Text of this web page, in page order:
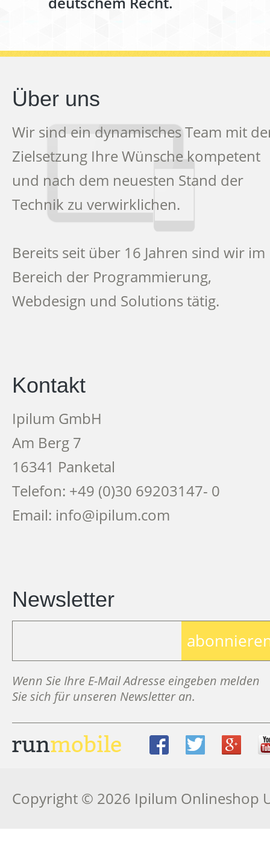
Über uns
Wir sind ein dynamisches Team mit
Zielsetzung Ihre Wünsche kompetent
und nach dem neuesten Stand der
Technik zu verwirklichen.
Bereits seit über 16 Jahren sind wir im
Bereich der Programmierung,
Webdesign und Solutions tätig.
Kontakt
Ipilum GmbH
Am Berg 7
16341 Panketal
Telefon: +49 (0)30 69203147- 0
Email: info@ipilum.com
Newsletter
Wenn Sie Ihre E-Mail Adresse eingeben melden
Sie sich für unseren Newsletter an.
Copyright © 2026 Ipilum Onlineshop